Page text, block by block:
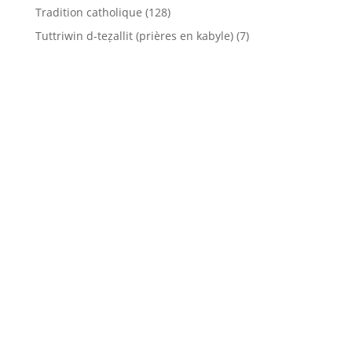
Tradition catholique (128)
Tuttriwin d-teẓallit (prières en kabyle)(7)